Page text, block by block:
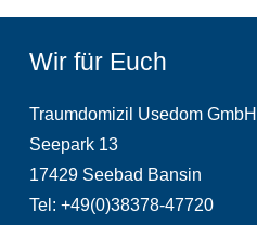
Wir für Euch
Traumdomizil Usedom GmbH
Seepark 13
17429 Seebad Bansin
Tel: +49(0)38378-47720